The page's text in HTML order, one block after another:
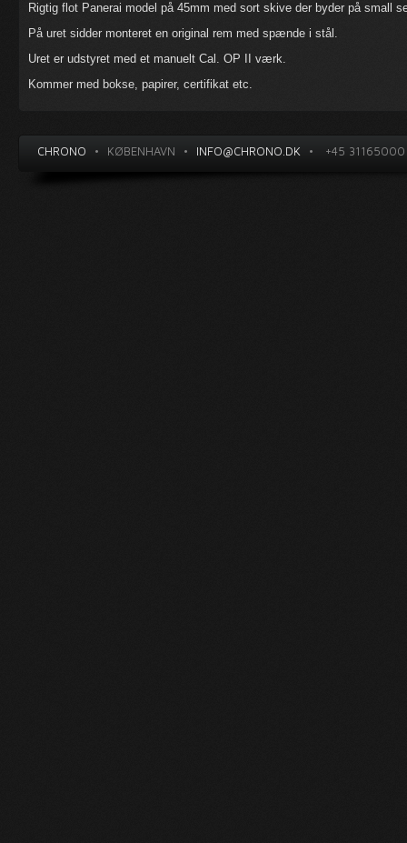
Rigtig flot Panerai model på 45mm med sort skive der byder på small
På uret sidder monteret en original rem med spænde i stål.
Uret er udstyret med et manuelt Cal. OP II værk.
Kommer med bokse, papirer, certifikat etc.
CHRONO • KØBENHAVN • INFO@CHRONO.DK • +45 31165000